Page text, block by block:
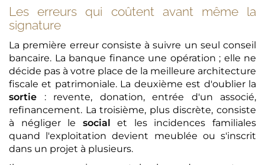
Les erreurs qui coûtent avant même la
signature
La première erreur consiste à suivre un seul conseil
bancaire. La banque finance une opération ; elle ne
décide pas à votre place de la meilleure architecture
fiscale et patrimoniale. La deuxième est d'oublier la
sortie : revente, donation, entrée d'un associé,
refinancement. La troisième, plus discrète, consiste
à négliger le social et les incidences familiales
quand l'exploitation devient meublée ou s'inscrit
dans un projet à plusieurs.